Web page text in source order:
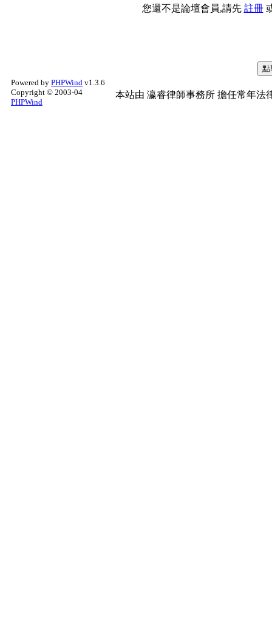
您還不是論壇會員,請先 註冊
Powered by PHPWind v1.3.6
Copyright © 2003-04
PHPWind
本站由 瀛睿律師事務所 擔任常年法